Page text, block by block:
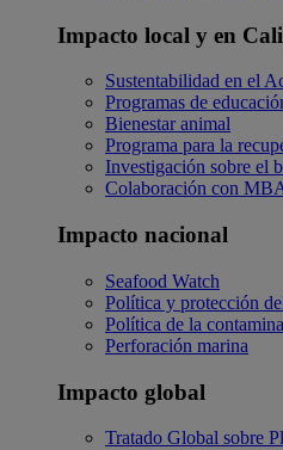
Impacto local y en
Sustentabilidad en el
Programas de
Bienestar animal
Programa para la
Investigación sobre el
Colaboración con
Impacto nacional
Seafood Watch
Política y protección
Política de la
Perforación marina
Impacto global
Tratado Global sobre